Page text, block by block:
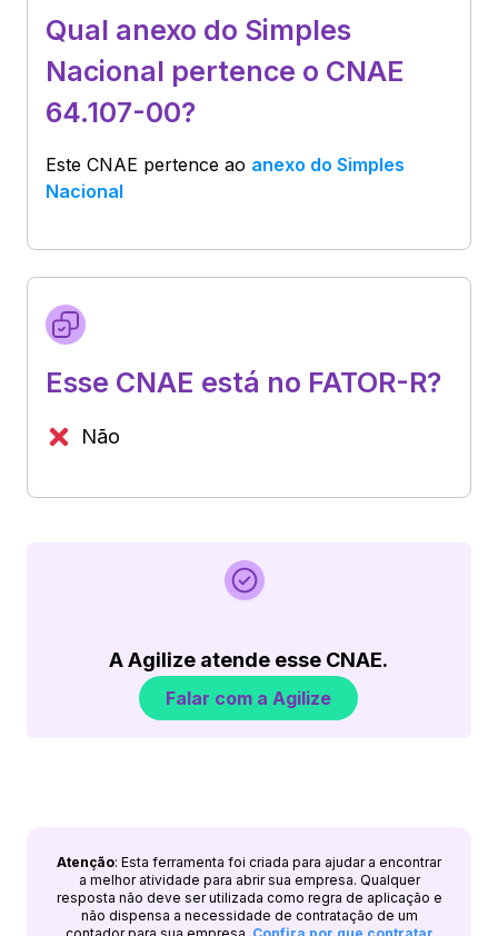
Qual anexo do Simples
Nacional pertence o CNAE
64.107-00?
Este CNAE pertence ao anexo do Simples
Nacional
Esse CNAE está no FATOR-R?
Não
A Agilize atende esse CNAE.
Falar com a Agilize
Atenção: Esta ferramenta foi criada para ajudar a encontrar
a melhor atividade para abrir sua empresa. Qualquer
resposta não deve ser utilizada como regra de aplicação e
não dispensa a necessidade de contratação de um